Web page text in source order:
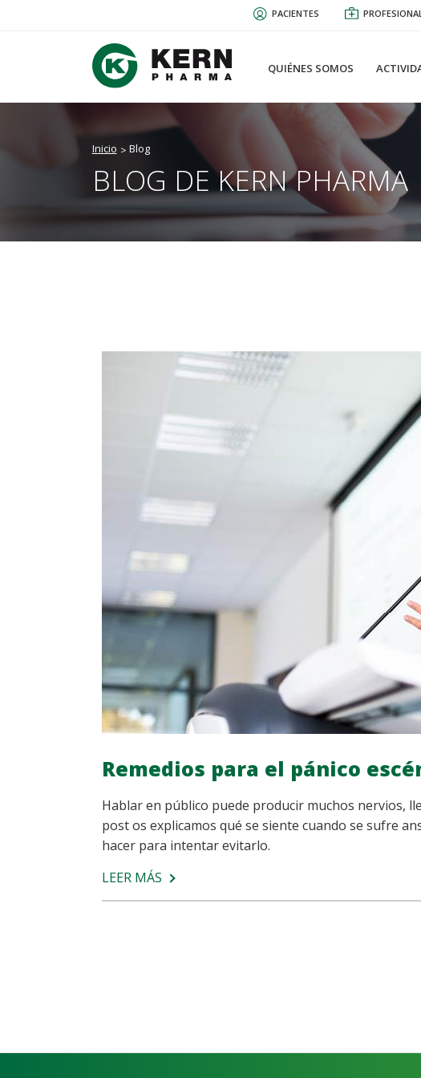
PACIENTES
QUIÉNES SOMOS
Inicio Blog
BLOG DE KERN PHARMA
Remedios para el pánico
Hablar en público puede producir muchos nervios,
post os explicamos qué se siente cuando se sufre
hacer para intentar evitarlo.
LEER MÁS SOBRE
REMEDIOS